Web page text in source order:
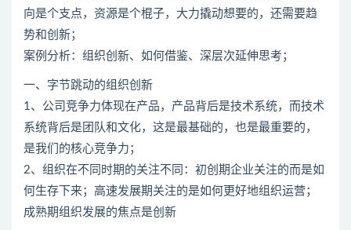
向是个支点，资源是个棍子，大力撬动想要的，还需要趋
势和创新；
案例分析：组织创新、如何借鉴、深层次延伸思考；
一、字节跳动的组织创新
1、公司竞争力体现在产品，产品背后是技术系统，而技术
系统背后是团队和文化，这是最基础的，也是最重要的，
是我们的核心竞争力；
2、组织在不同时期的关注不同：初创期企业关注的而是如
何生存下来；高速发展期关注的是如何更好地组织运营；
成熟期组织发展的焦点是创新